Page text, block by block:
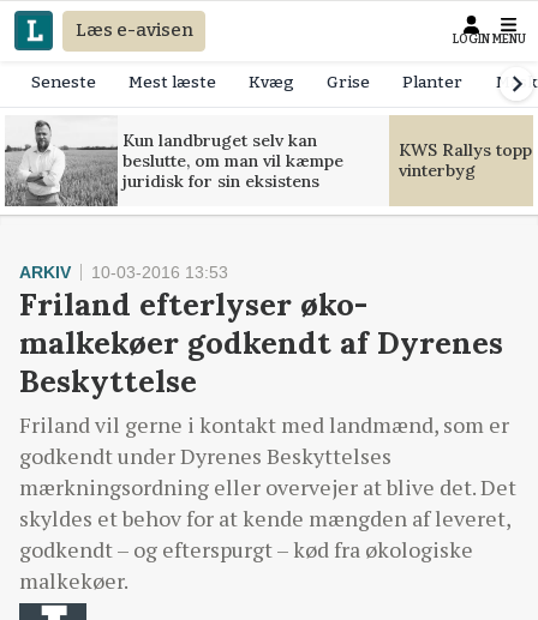
Læs e-avisen LOGIN MENU
Seneste Mest læste Kvæg Grise Planter
Kun landbruget selv kan
beslutte, om man vil kæmpe
juridisk for sin eksistens
KWS Rallys
vinterbyg
ARKIV 10-03-2016 13:53
Friland efterlyser øko-
malkekøer godkendt af Dyrenes
Beskyttelse
Friland vil gerne i kontakt med landmænd, som er
godkendt under Dyrenes Beskyttelses
mærkningsordning eller overvejer at blive det. Det
skyldes et behov for at kende mængden af leveret,
godkendt – og efterspurgt – kød fra økologiske
malkekøer.